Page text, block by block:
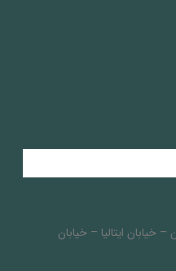
خيابان ايتاليا – خيابان